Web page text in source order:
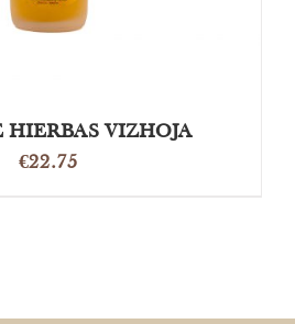
HIERBAS VIZHOJA
€22.75